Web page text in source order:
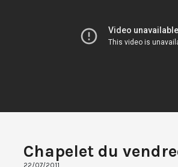
Chapelet du